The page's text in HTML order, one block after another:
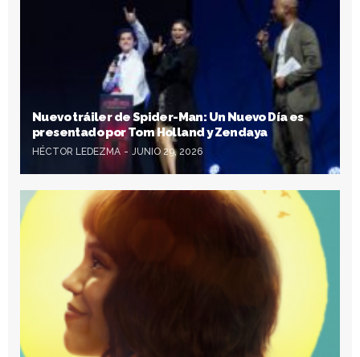
Nuevo tráiler de Spider-Man: Un Nuevo Día es
presentado por Tom Holland y Zendaya
HÉCTOR LEDEZMA JUNIO 29, 2026